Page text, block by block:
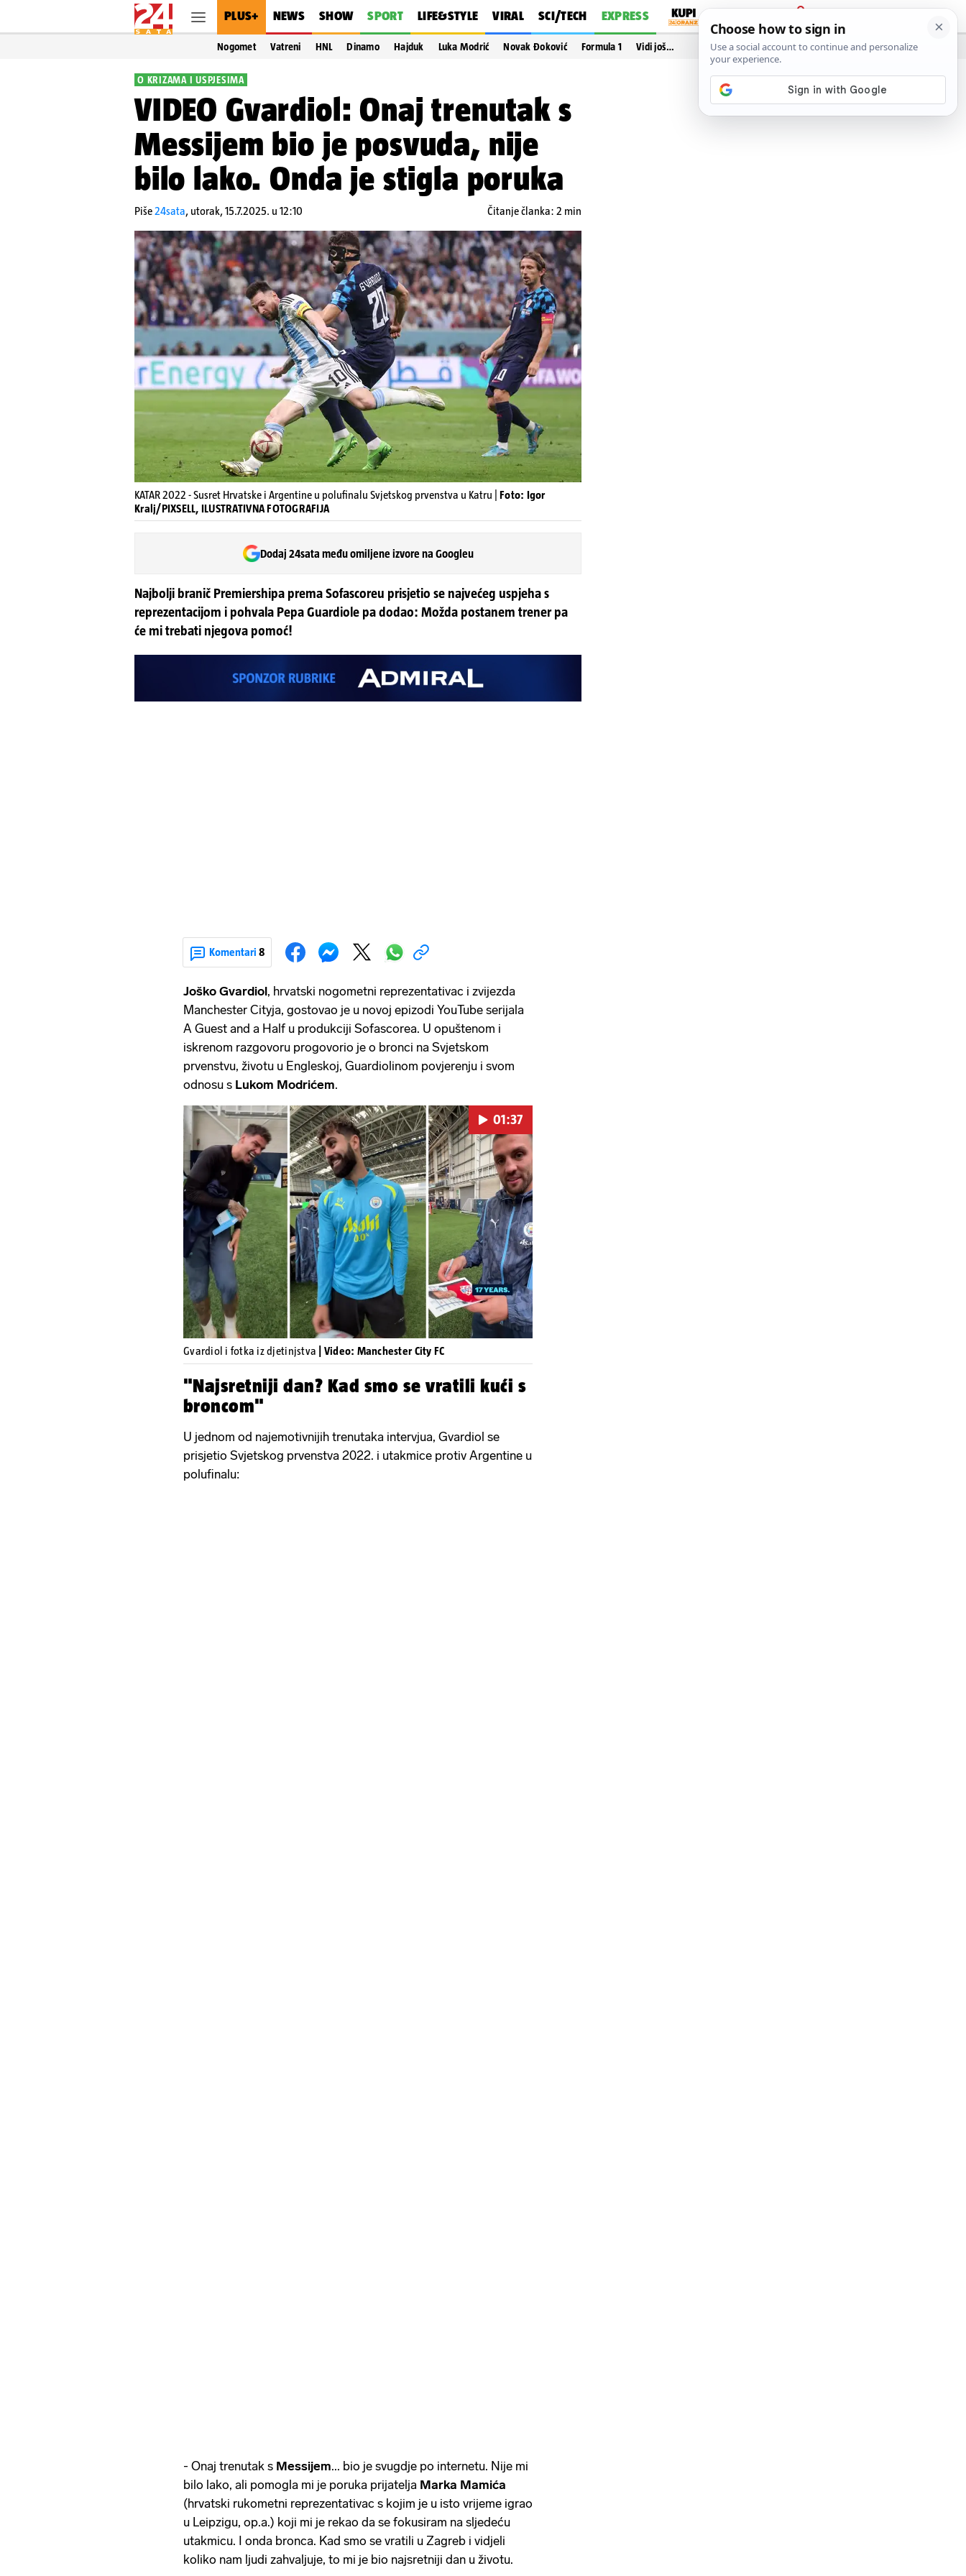
PLUS+ NEWS SHOW SPORT LIFE&STYLE VIRAL SCI/TECH EXPRESS
PRIJAVA
Nogomet Vatreni HNL Dinamo Hajduk Luka Modrić Novak Đoković Formula 1 Vidi još…
O KRIZAMA I USPJESIMA
VIDEO Gvardiol: Onaj trenutak s
Messijem bio je posvuda, nije
bilo lako. Onda je stigla poruka
Piše24sata, utorak, 15.7.2025. u 12:10 Čitanje članka: 2 min
KATAR 2022 - Susret Hrvatske i Argentine u polufinalu Svjetskog prvenstva u Katru | Foto: Igor
Kralj/PIXSELL, ILUSTRATIVNA FOTOGRAFIJA
Dodaj 24sata među omiljene izvore na Googleu
Najbolji branič Premiershipa prema Sofascoreu prisjetio se najvećeg uspjeha s
reprezentacijom i pohvala Pepa Guardiole pa dodao: Možda postanem trener pa
će mi trebati njegova pomoć!
Komentari 8
Joško Gvardiol, hrvatski nogometni reprezentativac i zvijezda
Manchester Cityja, gostovao je u novoj epizodi YouTube serijala
A Guest and a Half u produkciji Sofascorea. U opuštenom i
iskrenom razgovoru progovorio je o bronci na Svjetskom
prvenstvu, životu u Engleskoj, Guardiolinom povjerenju i svom
odnosu s Lukom Modrićem.
Pokretanje videa...
01:37
Gvardiol i fotka iz djetinjstva | Video: Manchester City FC
"Najsretniji dan? Kad smo se vratili kući s
broncom"
U jednom od najemotivnijih trenutaka intervjua, Gvardiol se
prisjetio Svjetskog prvenstva 2022. i utakmice protiv Argentine u
polufinalu:
- Onaj trenutak s Messijem... bio je svugdje po internetu. Nije mi
bilo lako, ali pomogla mi je poruka prijatelja Marka Mamića
(hrvatski rukometni reprezentativac s kojim je u isto vrijeme igrao
u Leipzigu, op.a.) koji mi je rekao da se fokusiram na sljedeću
utakmicu. I onda bronca. Kad smo se vratili u Zagreb i vidjeli
koliko nam ljudi zahvaljuje, to mi je bio najsretniji dan u životu.